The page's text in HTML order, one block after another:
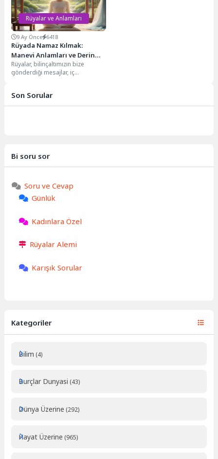
olan...
Rüyalar ve Anlamları
9 Ay Önce 6418
Rüyada Namaz Kılmak:
Manevi Anlamları ve Derin
Yorumları
Rüyalar, bilinçaltımızın bize
gönderdiği mesajlar, iç
rüyalarda görülmesi, çoğu
zaman...
Son Sorular
Bi soru sor
Soru ve Cevap
Günlük
Kadınlara Özel
Rüyalar Alemi
Karışık Sorular
Kategoriler
Bilim (4)
Burçlar Dunyasi (43)
Dünya Üzerine (292)
Hayat Üzerine (965)